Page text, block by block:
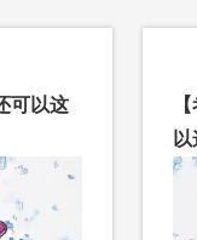
可以这